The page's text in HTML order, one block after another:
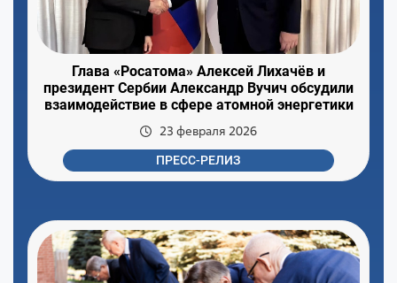
Глава «Росатома» Алексей Лихачёв и
президент Сербии Александр Вучич обсудили
взаимодействие в сфере атомной энергетики
23 февраля 2026
ПРЕСС-РЕЛИЗ